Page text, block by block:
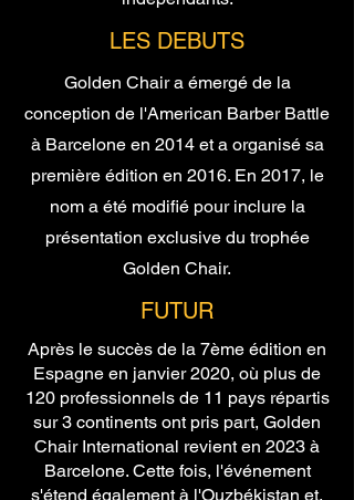
LES DEBUTS
Golden Chair a émergé de la
conception de l'American Barber Battle
à Barcelone en 2014 et a organisé sa
première édition en 2016. En 2017, le
nom a été modifié pour inclure la
présentation exclusive du trophée
Golden Chair.
FUTUR
Après le succès de la 7ème édition en
Espagne en janvier 2020, où plus de
120 professionnels de 11 pays répartis
sur 3 continents ont pris part, Golden
Chair International revient en 2023 à
Barcelone. Cette fois, l'événement
s'étend également à l'Ouzbékistan et,